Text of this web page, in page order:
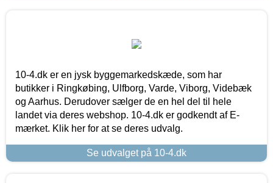
10-4.dk er en jysk byggemarkedskæde, som har
butikker i Ringkøbing, Ulfborg, Varde, Viborg, Videbæk
og Aarhus. Derudover sælger de en hel del til hele
landet via deres webshop. 10-4.dk er godkendt af E-
mærket. Klik her for at se deres udvalg.
Se udvalget på 10-4.dk